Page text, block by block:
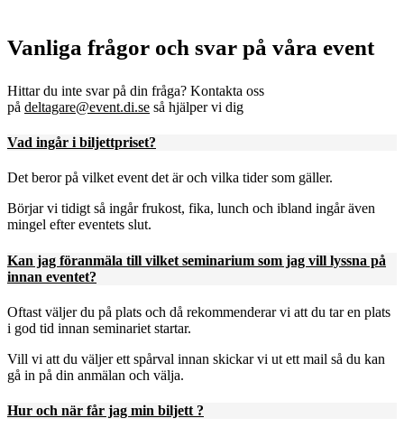
Vanliga frågor och svar på våra event
Hittar du inte svar på din fråga? Kontakta oss
på deltagare@event.di.se så hjälper vi dig
Vad ingår i biljettpriset?
Det beror på vilket event det är och vilka tider som gäller.
Börjar vi tidigt så ingår frukost, fika, lunch och ibland ingår även
mingel efter eventets slut.
Kan jag föranmäla till vilket seminarium som jag vill lyssna på
innan eventet?
Oftast väljer du på plats och då rekommenderar vi att du tar en plats
i god tid innan seminariet startar.
Vill vi att du väljer ett spårval innan skickar vi ut ett mail så du kan
gå in på din anmälan och välja.
Hur och när får jag min biljett ?